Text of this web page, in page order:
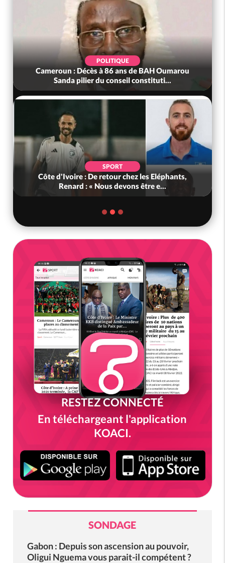
POLITIQUE
Cameroun : Décès à 86 ans de BAH Oumarou
Sanda pilier du conseil constituti...
SPORT
Côte d'Ivoire : De retour chez les Eléphants,
Renard : « Nous devons être e...
RESTEZ CONNECTÉ
En téléchargeant l'application
KOACI.
SONDAGE
Gabon : Depuis son ascension au pouvoir,
Oligui Nguema vous parait-il compétent ?